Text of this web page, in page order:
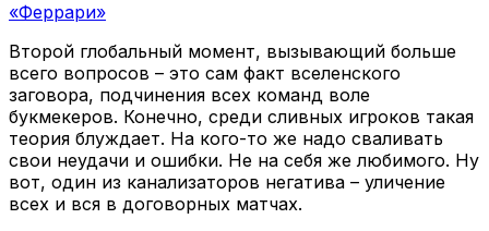
«Феррари»
Второй глобальный момент, вызывающий больше
всего вопросов – это сам факт вселенского
заговора, подчинения всех команд воле
букмекеров. Конечно, среди сливных игроков такая
теория блуждает. На кого-то же надо сваливать
свои неудачи и ошибки. Не на себя же любимого. Ну
вот, один из канализаторов негатива – уличение
всех и вся в договорных матчах.